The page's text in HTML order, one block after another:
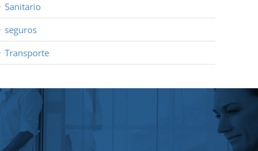
Sanitario
seguros
Transporte